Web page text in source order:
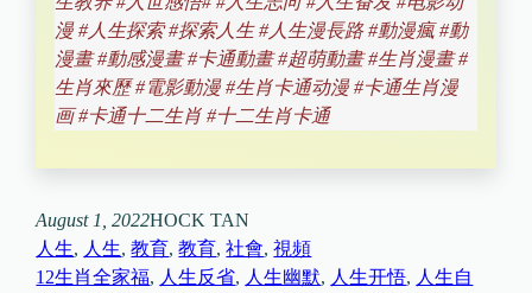
漫 #人生探索 #探索人生 #人生漫長路 #動漫瘋 #動
漫畫 #動感漫畫 #卡通動畫 #超萌動畫 #生肖漫畫 #
生肖來歷 #電影動漫 #生肖卡通动漫 #卡通生肖漫
画 #卡通十二生肖 #十二生肖卡通
August 1, 2022HOCK TAN
人生, 人生, 教育, 教育, 社會, 視頻
12生肖全家福, 人生反省, 人生幽默, 人生开悟, 人生自